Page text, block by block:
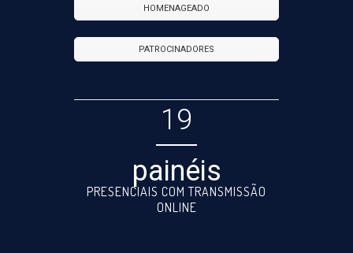
HOMENAGEADO
PATROCINADORES
19
painéis
PRESENCIAIS COM TRANSMISSÃO
ONLINE